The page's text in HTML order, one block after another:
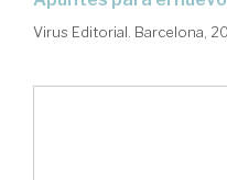
Virus Editorial. Barcelona,